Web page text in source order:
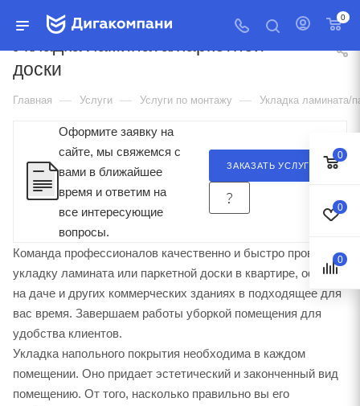
Укладка ламината/паркетной
доски
Главная — Услуги — Услуги по монтажу — Укладка ламината/
Оформите заявку на
сайте, мы свяжемся с
вами в ближайшее
время и ответим на
все интересующие
вопросы.
ЗАКАЗАТЬ УСЛУГУ
Команда профессионалов качественно и быстро проведет
укладку ламината или паркетной доски в квартире, офисе,
на даче и других коммерческих зданиях в подходящее для
вас время. Завершаем работы уборкой помещения для
удобства клиентов.
Укладка напольного покрытия необходима в каждом
помещении. Оно придает эстетический и законченный вид
помещению. От того, насколько правильно вы его
0
0
0
0